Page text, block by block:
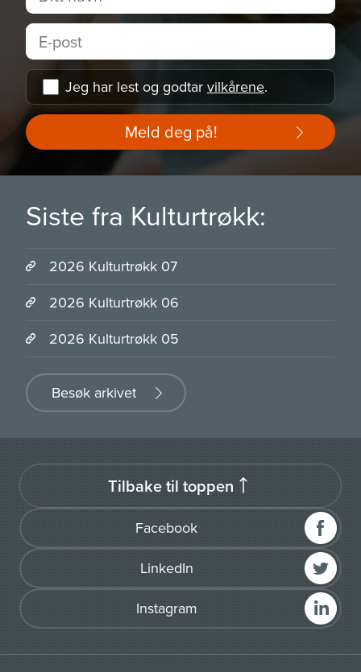
Jeg har lest og godtar vilkårene.
Meld deg på!
Siste fra Kulturtrøkk:
2026 Kulturtrøkk 07
2026 Kulturtrøkk 06
2026 Kulturtrøkk 05
Besøk arkivet
Facebook
LinkedIn
Instagram
Tilbake til toppen